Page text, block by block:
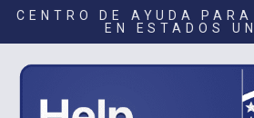
CENTRO DE AYUDA
EN ESTADOS